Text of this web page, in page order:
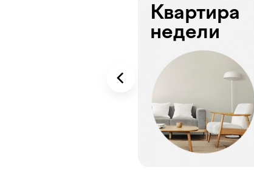
Квартира
недели